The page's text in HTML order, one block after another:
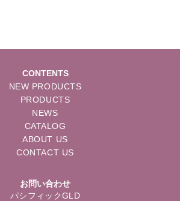
CONTENTS
NEW PRODUCTS
PRODUCTS
NEWS
CATALOG
ABOUT US
CONTACT US
お問い合わせ
パシフィックGLD